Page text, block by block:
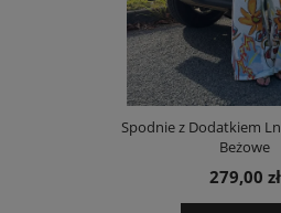
Spodnie z Dodatkiem
Beżowe
279,00 zł